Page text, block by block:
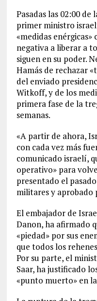
Pasadas las 02:00
primer ministro
«medidas
negativa a liberar a
siguen en su poder.
Hamás de rechazar
del enviado
Witkoff, y de los
primera fase de la
semanas.
«A partir de ahora,
con cada vez más
comunicado israelí,
operativo» para
presentado el
militares y aprobado
El embajador de
Danon, ha afirmado
«piedad» por sus
que todos los
Por su parte, el
Saar, ha justificado
«punto muerto» en